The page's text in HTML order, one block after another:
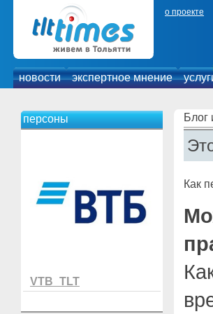
о проекте
новости экспертное мнение
персоны
VTB_TLT
Блог
Как